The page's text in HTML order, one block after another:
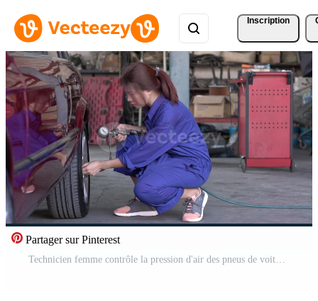
Inscription
Partager sur Pinterest
Technicien femme contrôle la pression d'air des pneus de voiture Vidéo Gratuite